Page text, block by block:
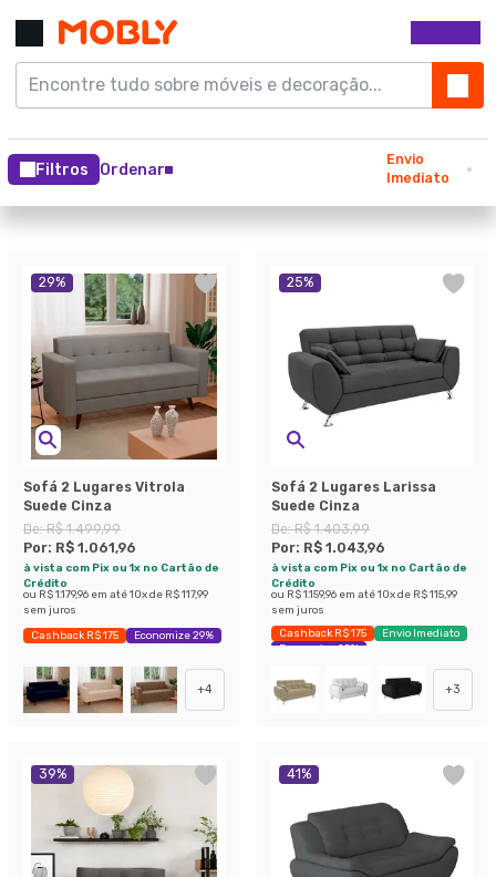
Filtros Ordenar
Envio
Imediato
29%
Sofá 2 Lugares Vitrola
Suede Cinza
De:R$ 1.499,99
Por: R$ 1.061,96
à vista com Pix ou 1x no Cartão de
Crédito
ou R$ 1.179,96 em até10x de R$ 117,99
sem juros
Cashback R$ 175 Economize 29%
+4
25%
Sofá 2 Lugares Larissa
Suede Cinza
De:R$ 1.403,99
Por: R$ 1.043,96
à vista com Pix ou 1x no Cartão de
Crédito
ou R$ 1.159,96 em até10x de R$ 115,99
sem juros
Cashback R$ 175
Envio Imediato
Economize 25%
+3
39% 41%